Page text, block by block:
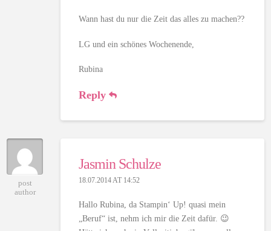
Wann hast du nur die Zeit das alles zu machen??
LG und ein schönes Wochenende,
Rubina
Reply
post
author
Jasmin Schulze
18.07.2014 AT 14:52
Hallo Rubina, da Stampin‘ Up! quasi mein
„Beruf“ ist, nehm ich mir die Zeit dafür. 😉